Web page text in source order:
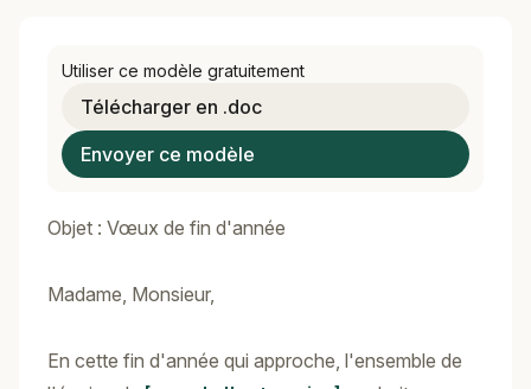
Utiliser ce modèle gratuitement
Télécharger en .doc
Envoyer ce modèle
Objet : Vœux de fin d'année
Madame, Monsieur,
En cette fin d'année qui approche, l'ensemble de